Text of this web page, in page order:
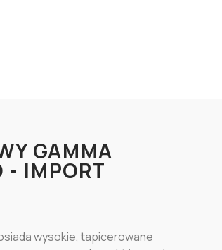
GAMMA
- IMPORT
wysokie, tapicerowane